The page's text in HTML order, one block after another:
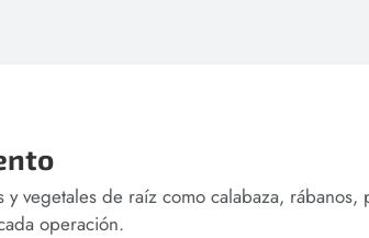
vegetales de raíz como calabaza,
operación.